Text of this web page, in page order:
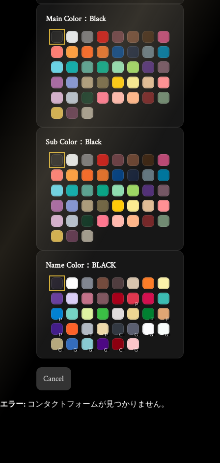
Main Color： Black
Sub Color： Black
Name Color： BLACK
P
P P P
P P P G G G G
G G G G G G
Cancel
エラー: コンタクトフォームが見つかりません。